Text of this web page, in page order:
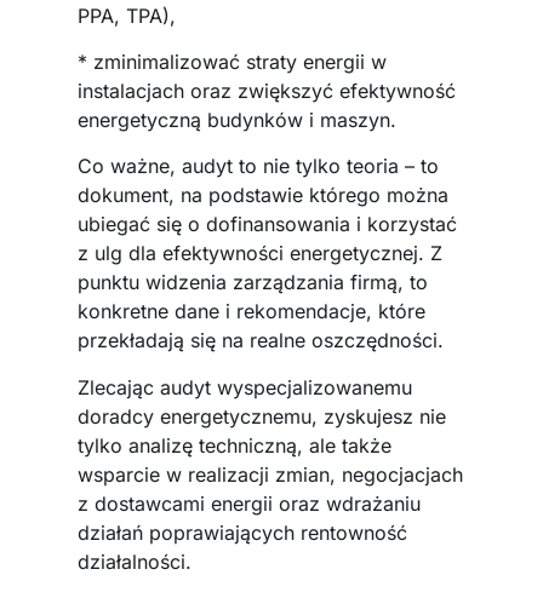
PPA, TPA),
* zminimalizować straty energii w
instalacjach oraz zwiększyć efektywność
energetyczną budynków i maszyn.
Co ważne, audyt to nie tylko teoria – to
dokument, na podstawie którego można
ubiegać się o dofinansowania i korzystać
z ulg dla efektywności energetycznej. Z
punktu widzenia zarządzania firmą, to
konkretne dane i rekomendacje, które
przekładają się na realne oszczędności.
Zlecając audyt wyspecjalizowanemu
doradcy energetycznemu, zyskujesz nie
tylko analizę techniczną, ale także
wsparcie w realizacji zmian, negocjacjach
z dostawcami energii oraz wdrażaniu
działań poprawiających rentowność
działalności.